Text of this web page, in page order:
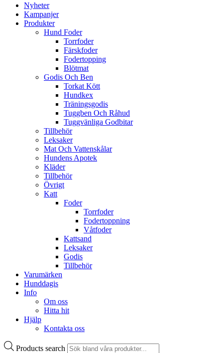
Nyheter
Kampanjer
Produkter
Hund Foder
Torrfoder
Färskfoder
Fodertopping
Blötmat
Godis Och Ben
Torkat Kött
Hundkex
Träningsgodis
Tuggben Och Råhud
Tuggvänliga Godbitar
Tillbehör
Leksaker
Mat Och Vattenskålar
Hundens Apotek
Kläder
Tillbehör
Övrigt
Katt
Foder
Torrfoder
Fodertoppning
Våtfoder
Kattsand
Leksaker
Godis
Tillbehör
Varumärken
Hunddagis
Info
Om oss
Hitta hit
Hjälp
Kontakta oss
Products search